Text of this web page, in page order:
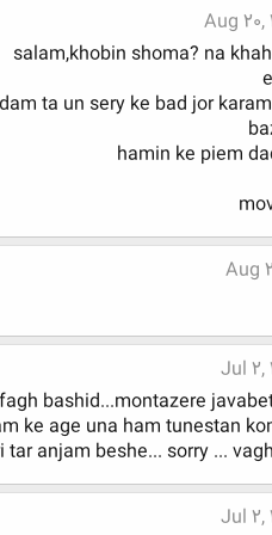
Aug 20,
salam,khobin shoma? na
ta un sery ke bad jor karam
hamin ke piem
Aug
Jul 2,
bashid...montazere
ke age una ham tunestan
anjam beshe... sorry ...
Jul 2,